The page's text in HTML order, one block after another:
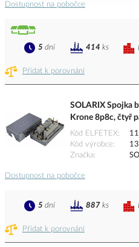
Dostupnost na pobočce
Přidat k porovnání
5 dní 414 ks
SOLARIX Spojka
Krone 8p8c, čtyř
Kód ELFETEX
Kód výrobce
Značka
Dostupnost na pobočce
Přidat k porovnání
5 dní 887 ks